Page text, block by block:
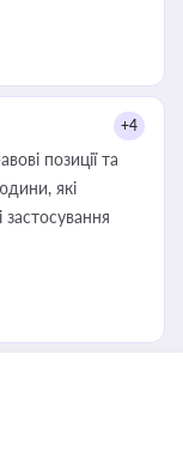
+4
позиції та
які